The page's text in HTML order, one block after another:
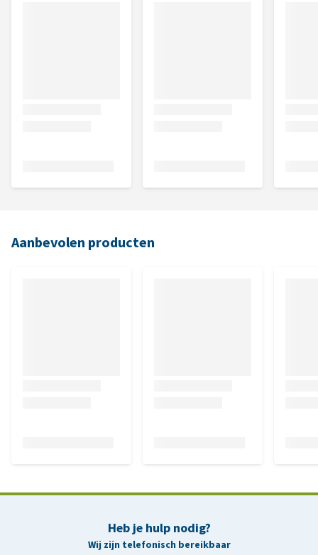
Aanbevolen producten
Heb je hulp nodig?
Wij zijn telefonisch bereikbaar